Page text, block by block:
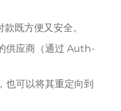
既方便又安全。
供应商（通过 Auth-
也可以将其重定向到